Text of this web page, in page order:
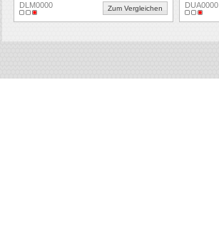
DLM0000 Zum Vergleichen DUA0000